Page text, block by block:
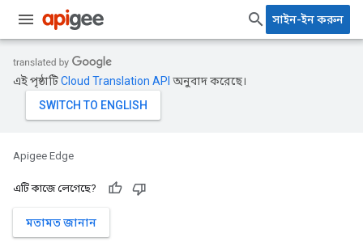
সাইন-ইন করুন
এই পৃষ্ঠাটিCloud Translation API অনুবাদ করেছে।
Apigee Edge
এটি কাজে লেগেছে?
মতামত জানান